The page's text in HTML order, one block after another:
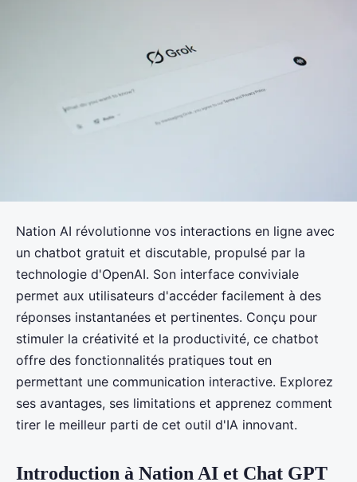
Nation AI révolutionne vos interactions en ligne avec
un chatbot gratuit et discutable, propulsé par la
technologie d'OpenAI. Son interface conviviale
permet aux utilisateurs d'accéder facilement à des
réponses instantanées et pertinentes. Conçu pour
stimuler la créativité et la productivité, ce chatbot
offre des fonctionnalités pratiques tout en
permettant une communication interactive. Explorez
ses avantages, ses limitations et apprenez comment
tirer le meilleur parti de cet outil d'IA innovant.
Introduction à Nation AI et Chat GPT